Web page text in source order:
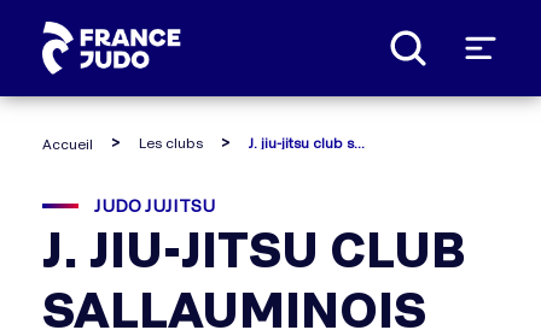
Accueil Les clubs J. jiu-jitsu club sallauminois
JUDO JUJITSU
J. JIU-JITSU CLUB
SALLAUMINOIS